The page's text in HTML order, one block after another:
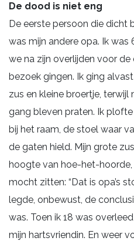
De dood is niet eng
De eerste persoon die dicht
was mijn andere opa. Ik was
we na zijn overlijden voor
bezoek gingen. Ik ging
zus en kleine broertje,
gang bleven praten. Ik
bij het raam, de stoel waar
de gaten hield. Mijn grote
hoogte van hoe-het-
mocht zitten: “Dat is opa’s
legde, onbewust, de
was. Toen ik 18 was
mijn hartsvriendin. En weer